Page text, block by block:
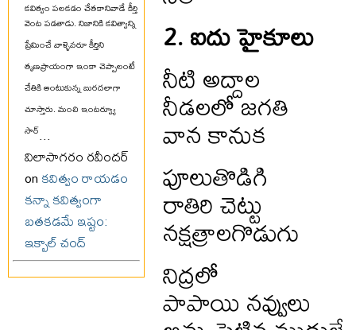
కవిత్వం పలకడం చేతకానివాడే కీర్తి
వెంట పడతాడు. నిజానికి కవిత్వాన్ని
ప్రేమించే వాళ్ళెవరూ కీర్తిని
తృణప్రాయంగా ఇంకా చెప్పాలంటే
చేతికి అంటుకున్న బురదలాగా
చూస్తారు. మంచి ఇంటర్వ్యూ
సార్...
విలాసాగరం రవీందర్
onకవిత్వం రాయడం
కన్నా కవిత్వంగా
బతకడమే ఇష్టం:
ఇక్బాల్ చంద్
2. ఐదు హైకూలు
నీటి అద్దాల
నీడలలో జగతి
వాన కానుక
పూలుతొడిగి
రాతిరి చెట్టు
నక్షత్రాలగొడుగు
నిద్రలో
పాపాయి నవ్వులు